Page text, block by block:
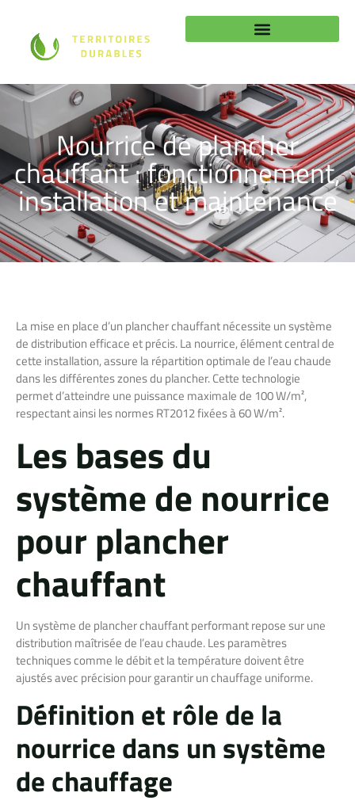
Nourrice de plancher
chauffant : fonctionnement,
installation et maintenance
La mise en place d’un plancher chauffant nécessite un système
de distribution efficace et précis. La nourrice, élément central de
cette installation, assure la répartition optimale de l’eau chaude
dans les différentes zones du plancher. Cette technologie
permet d’atteindre une puissance maximale de 100 W/m²,
respectant ainsi les normes RT2012 fixées à 60 W/m².
Les bases du
système de nourrice
pour plancher
chauffant
Un système de plancher chauffant performant repose sur une
distribution maîtrisée de l’eau chaude. Les paramètres
techniques comme le débit et la température doivent être
ajustés avec précision pour garantir un chauffage uniforme.
Définition et rôle de la
nourrice dans un système
de chauffage